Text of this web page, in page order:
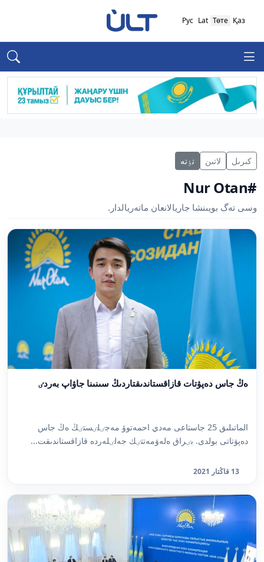
Қаз
Төте
Lat
Рус
كىرىل لاتىن تٶتە
#Nur Otan
وسى تەگ بويىنشا جاريالانعان ماتەريالدار.
ەڭ جاس دەپۋتات قازاقستاندىقتاردىڭ سىنىنا جاۋاپ بەردٸ
الماتىلىق 25 جاستاعى مەدي احمەتوۆ مەجٸلٸستٸڭ ەڭ جاس
دەپۋتاتى بولدى. بٸراق ەلەۋمەتتٸك جەلٸلەردە قازاقستاندىقت...
13 قاڭتار 2021